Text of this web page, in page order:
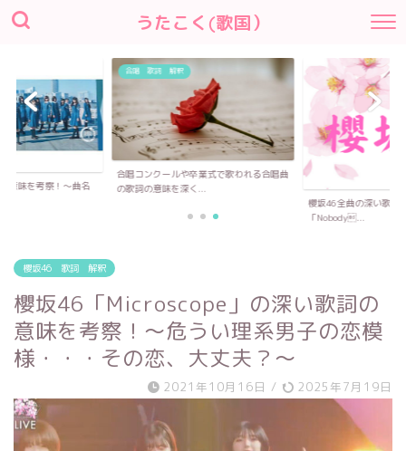
うたこく(歌国）
意味を考察！〜曲名
合唱 歌詞 解釈
合唱コンクールや卒業式で歌われる合唱曲
の歌詞の意味を深く...
櫻坂46全曲の深い歌詞
「Nobody...
櫻坂46 歌詞 解釈
櫻坂46「Microscope」の深い歌詞の
意味を考察！〜危うい理系男子の恋模
様・・・その恋、大丈夫？〜
2021年10月16日 / 2025年7月19日